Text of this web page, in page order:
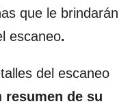
que le brindarán
escaneo.
del escaneo
resumen de su